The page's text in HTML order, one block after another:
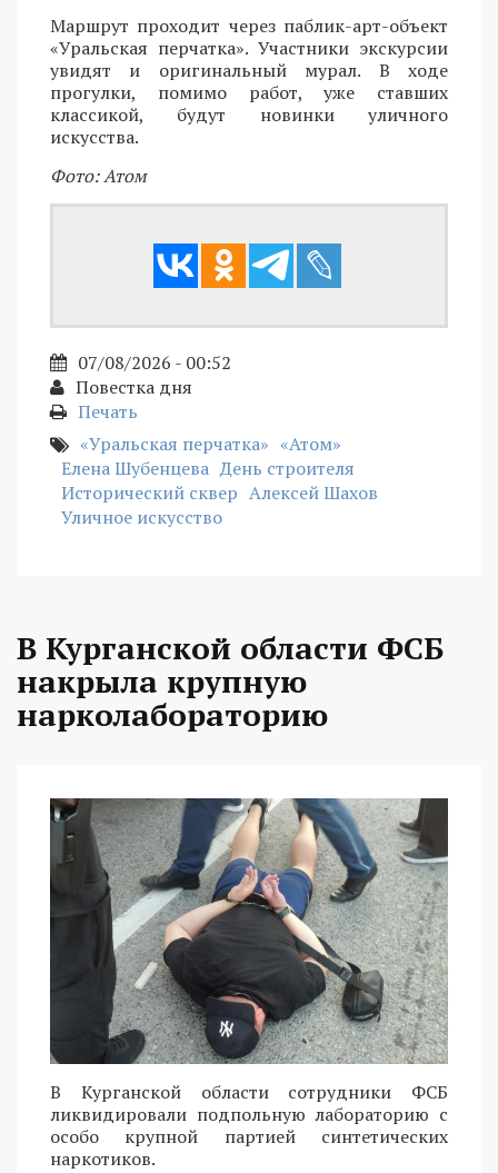
Маршрут проходит через паблик-арт-объект
«Уральская перчатка». Участники экскурсии
увидят и оригинальный мурал. В ходе
прогулки, помимо работ, уже ставших
классикой, будут новинки уличного
искусства.
Фото: Атом
07/08/2026 - 00:52
Повестка дня
Печать
«Уральская перчатка» «Атом»
Елена Шубенцева День строителя
Исторический сквер Алексей Шахов
Уличное искусство
В Курганской области ФСБ
накрыла крупную
нарколабораторию
В Курганской области сотрудники ФСБ
ликвидировали подпольную лабораторию с
особо крупной партией синтетических
наркотиков.